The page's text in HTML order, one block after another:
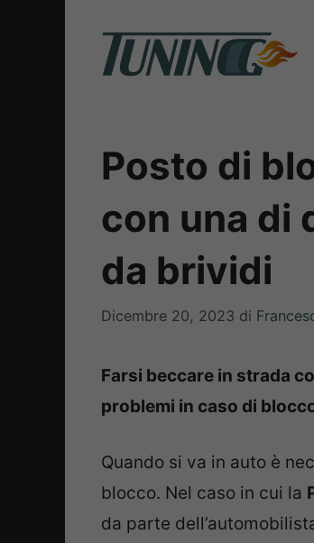
Posto di
con una di
da brividi
Dicembre 20, 2023 di
Farsi beccare in strada
problemi in caso di
Quando si va in auto è
blocco. Nel caso in cui la
da parte